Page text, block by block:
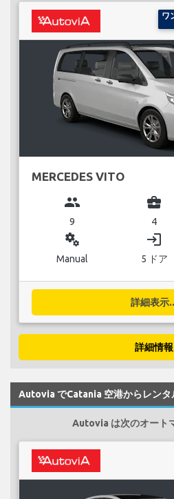
ワ
MERCEDES VITO
group
9
business_center
4
miscellaneous_services
Manual
login
5 ドア
詳細表示
詳細情報
Autovia でCatania 空港からレンタ
Autovia は次のオート